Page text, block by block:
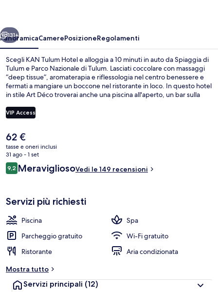
Avanti
131+
PanoramicaCamerePosizioneRegolamenti
Scegli KAN Tulum Hotel e alloggia a 10 minuti in auto da Spiaggia di
Tulum e Parco Nazionale di Tulum. Lasciati coccolare con massaggi
“deep tissue”, aromaterapia e riflessologia nel centro benessere e
fermati a mangiare un boccone nel ristorante in loco. In questo hotel
in stile Art Déco troverai anche una piscina all'aperto, un bar sulla
gentile della struttura.
VIP Access
Il
prezzo
attuale
è
62 €
62 €
tasse e oneri inclusi
31 ago - 1 set
Recensioni
9,29,2 su 10
MeravigliosoVedi le 149 recensioni
Servizi più richiesti
Piscina
Spa
Parcheggio gratuito
Wi-Fi gratuito
Ristorante
Aria condizionata
Mostra tutto
Servizi principali (12)